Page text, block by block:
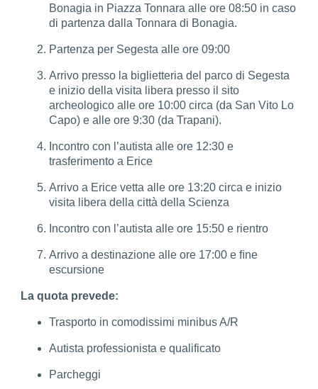
Bonagia in Piazza Tonnara alle ore 08:50 in caso
di partenza dalla Tonnara di Bonagia.
Partenza per Segesta alle ore 09:00
Arrivo presso la biglietteria del parco di Segesta
e inizio della visita libera presso il sito
archeologico alle ore 10:00 circa (da San Vito Lo
Capo) e alle ore 9:30 (da Trapani).
Incontro con l’autista alle ore 12:30 e
trasferimento a Erice
Arrivo a Erice vetta alle ore 13:20 circa e inizio
visita libera della città della Scienza
Incontro con l’autista alle ore 15:50 e rientro
Arrivo a destinazione alle ore 17:00 e ﬁne
escursione
La quota prevede:
Trasporto in comodissimi minibus A/R
Autista professionista e qualificato
Parcheggi